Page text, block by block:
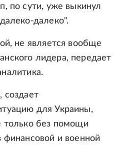
по сути, уже выкинул
далеко".
не является вообще
лидера, передает
создает
для Украины,
только без помощи
финансовой и военной